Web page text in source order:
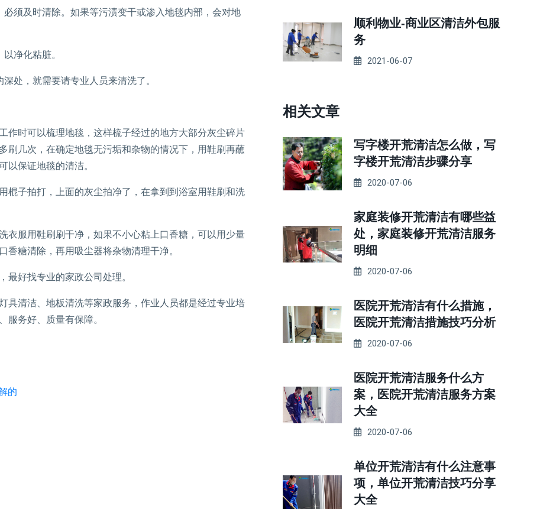
及时清除。如果等污渍变干或渗入地毯内部，会对地
净化粘脏。
，就需要请专业人员来清洗了。
时可以梳理地毯，这样梳子经过的地方大部分灰尘碎片
刷几次，在确定地毯无污垢和杂物的情况下，用鞋刷再蘸
以保证地毯的清洁。
子拍打，上面的灰尘拍净了，在拿到到浴室用鞋刷和洗
服用鞋刷刷干净，如果不小心粘上口香糖，可以用少量
糖清除，再用吸尘器将杂物清理干净。
好找专业的家政公司处理。
具清洁、地板清洗等家政服务，作业人员都是经过专业培
服务好、质量有保障。
的
顺利物业-商业区清洁外包服
务
2021-06-07
相关文章
写字楼开荒清洁怎么做，写
字楼开荒清洁步骤分享
2020-07-06
家庭装修开荒清洁有哪些益
处，家庭装修开荒清洁服务
明细
2020-07-06
医院开荒清洁有什么措施，
医院开荒清洁措施技巧分析
2020-07-06
医院开荒清洁服务什么方
案，医院开荒清洁服务方案
大全
2020-07-06
单位开荒清洁有什么注意事
项，单位开荒清洁技巧分享
大全